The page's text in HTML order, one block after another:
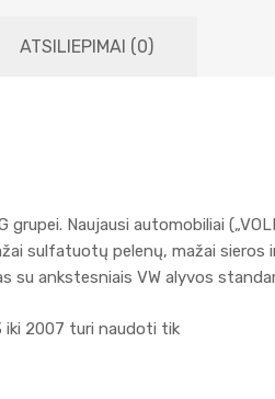
ATSILIEPIMAI (0)
Naujausi automobiliai
sulfatuotų pelenų, mažai
su ankstesniais VW alyvos
iki 2007 turi naudoti tik